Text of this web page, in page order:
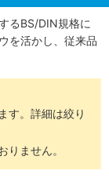
るBS/DIN規格に
を活かし、従来品
す。詳細は絞り
りません。